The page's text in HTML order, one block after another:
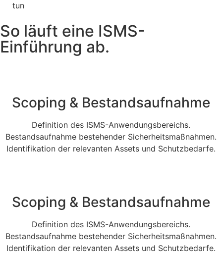
tun
So läuft eine ISMS-
Einführung ab.
Scoping & Bestandsaufnahme
Definition des ISMS-Anwendungsbereichs.
Bestandsaufnahme bestehender Sicherheitsmaßnahmen.
Identifikation der relevanten Assets und Schutzbedarfe.
Scoping & Bestandsaufnahme
Definition des ISMS-Anwendungsbereichs.
Bestandsaufnahme bestehender Sicherheitsmaßnahmen.
Identifikation der relevanten Assets und Schutzbedarfe.